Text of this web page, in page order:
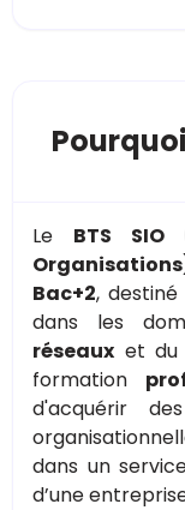
Le BTS SIO
Bac+2,
dans les
réseaux et du
formation
d'acquérir
dans un
d’une